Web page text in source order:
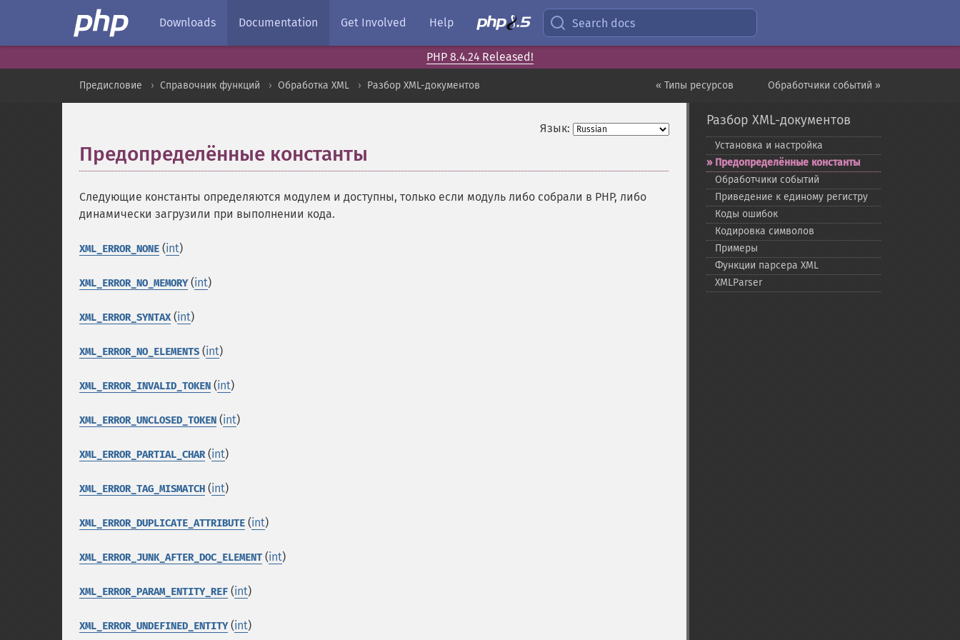
Downloads Documentation Get Involved Help Search docs
PHP 8.4.24 Released!
Обработчики событий »
« Типы ресурсов
Предисловие Справочник функций Обработка XML Разбор XML-документов
Язык:
Предопределённые константы
Следующие константы определяются модулем и доступны, только если модуль либо собрали в PHP, либо
динамически загрузили при выполнении кода.
XML_ERROR_NONE (int)
XML_ERROR_NO_MEMORY(int)
XML_ERROR_SYNTAX(int)
XML_ERROR_NO_ELEMENTS (int)
XML_ERROR_INVALID_TOKEN (int)
XML_ERROR_UNCLOSED_TOKEN (int)
XML_ERROR_PARTIAL_CHAR(int)
XML_ERROR_TAG_MISMATCH (int)
XML_ERROR_DUPLICATE_ATTRIBUTE (int)
XML_ERROR_JUNK_AFTER_DOC_ELEMENT (int)
XML_ERROR_PARAM_ENTITY_REF (int)
XML_ERROR_UNDEFINED_ENTITY(int)
Разбор XML-документов
Установка и настройка
Предопределённые константы
Обработчики событий
Приведение к единому регистру
Коды ошибок
Кодировка символов
Примеры
Функции парсера XML
XMLParser